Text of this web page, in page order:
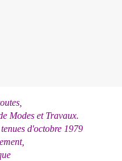
Modes et Travaux.
d'octobre 1979